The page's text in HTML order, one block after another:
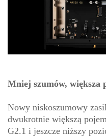
Mniej szumów, większa
Nowy niskoszumowy
dwukrotnie większą
G2.1 i jeszcze niższy